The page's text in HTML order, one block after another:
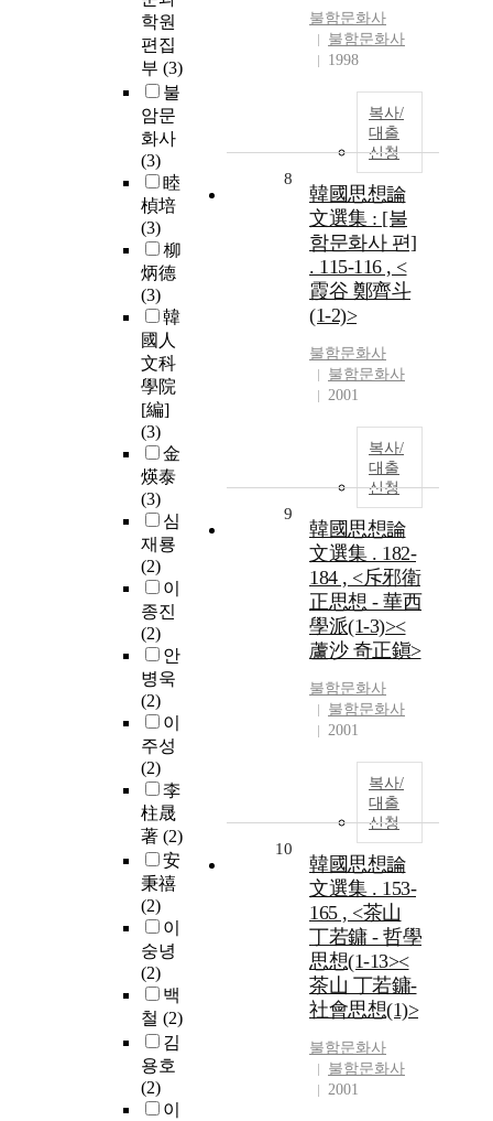
학원
편집
부 (3)
불
암문
화사
(3)
睦
楨培
(3)
柳
炳德
(3)
韓
國人
文科
學院
[編]
(3)
金
煐泰
(3)
심
재룡
(2)
이
종진
(2)
안
병욱
(2)
이
주성
(2)
李
柱晟
著 (2)
安
秉禧
(2)
이
숭녕
(2)
백
철 (2)
김
용호
(2)
이
불함문화사
불함문화사
1998
복사/
대출
신청
8
韓國思想論
文選集 : [불
함문화사 편]
. 115-116 , <
霞谷 鄭齊斗
(1-2)>
불함문화사
불함문화사
2001
복사/
대출
신청
9
韓國思想論
文選集 . 182-
184 , <斥邪衛
正思想 - 華西
學派(1-3)><
蘆沙 奇正鎭>
불함문화사
불함문화사
2001
복사/
대출
신청
10
韓國思想論
文選集 . 153-
165 , <茶山
丁若鏞 - 哲學
思想(1-13><
茶山 丁若鏞-
社會思想(1)>
불함문화사
불함문화사
2001